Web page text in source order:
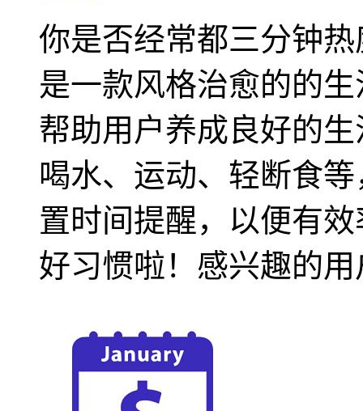
你是否经常都三分钟
是一款风格治愈的的
帮助用户养成良好的
喝水、运动、轻断食
置时间提醒，以便有
好习惯啦！感兴趣的